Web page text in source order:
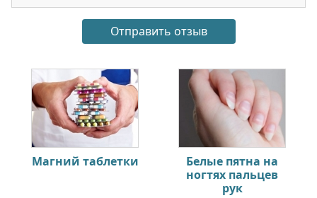
Магний таблетки
Белые пятна на
ногтях пальцев
рук